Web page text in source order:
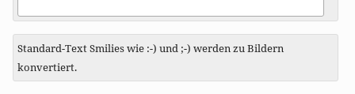
Standard-Text Smilies wie :-) und ;-) werden zu Bildern
konvertiert.